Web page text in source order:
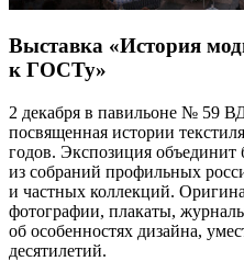
Выставка «История
к ГОСТу»
2 декабря в павильоне № 59
посвященная истории
годов. Экспозиция объединит
из собраний профильных
и частных коллекций.
фотографии, плакаты,
об особенностях дизайна,
десятилетий.